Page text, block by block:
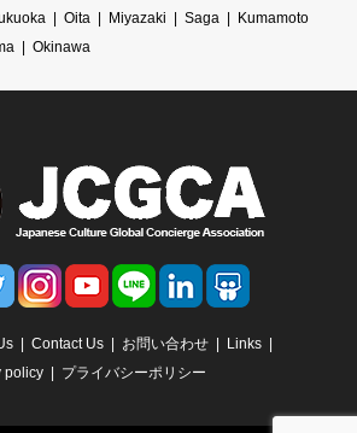
Oita Miyazaki Saga
Kumamoto
Okinawa
Contact Us お問い合わせ
Links
policy
プライバシーポリシー